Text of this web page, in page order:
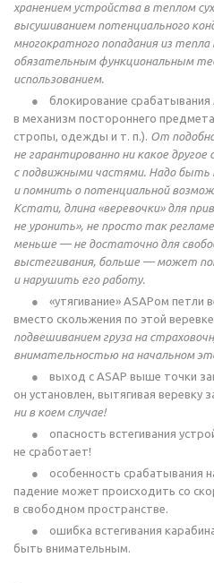
хранением устройства в теплом
высушиванием потенциального
многократного попадания из
обязательным функциональным
использованием.
блокирование срабатывания
в механизм постороннего
стропы, одежды и т. п.). От
не гарантированно ни какое
с подвижными частями. Надо
и помнить о потенциальной
Кстати, длина «веревочки» для
не уронить», не просто так
меньше — не достаточно для
выстегивания, больше — может
и нарушить его работу.
«утягивание» ASAPом петли
вместо скольжения по этой
подвешиванием груза на
внимательностью на начальном
выход с ASAP выше точки
он установлен, вытягивая веревку
ни в коем случае!
опасность встегивания
не сработает!
особенность срабатывания
падение может происходить со
в свободном пространстве.
ошибка встегивания
быть внимательным.